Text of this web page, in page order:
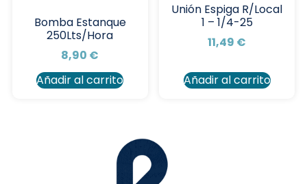
Bomba Estanque
250Lts/Hora
8,90 €
Añadir al carrito
Unión Espiga R/Local
1 – 1/4-25
11,49 €
Añadir al carrito